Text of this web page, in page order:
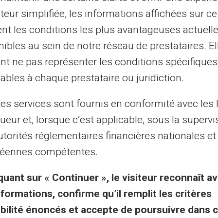
22 23 24 ... 31
only and has no contractual or legal value. Although we strive to
authors of the articles cannot be held responsible for decisions or actions
We encourage you to consult a qualified professional or an expert for any
without notice. By visiting this blog, you agree that Carte Veritas and its
of this site, whether they are linked to errors, omissions or the interpretation of
Pourquoi Veritas ?
simplifiée, les informations affichées sur
les conditions les plus avantageuses
au sein de notre réseau de prestataires.
ne pas représenter les conditions spécifiques
à chaque prestataire ou juridiction.
services sont fournis en conformité avec les
et, lorsque c’est applicable, sous la
réglementaires financières nationales et
compétentes.
sur « Continuer », le visiteur reconnaît
confirme qu’il remplit les critères
énoncés et accepte de poursuivre dans